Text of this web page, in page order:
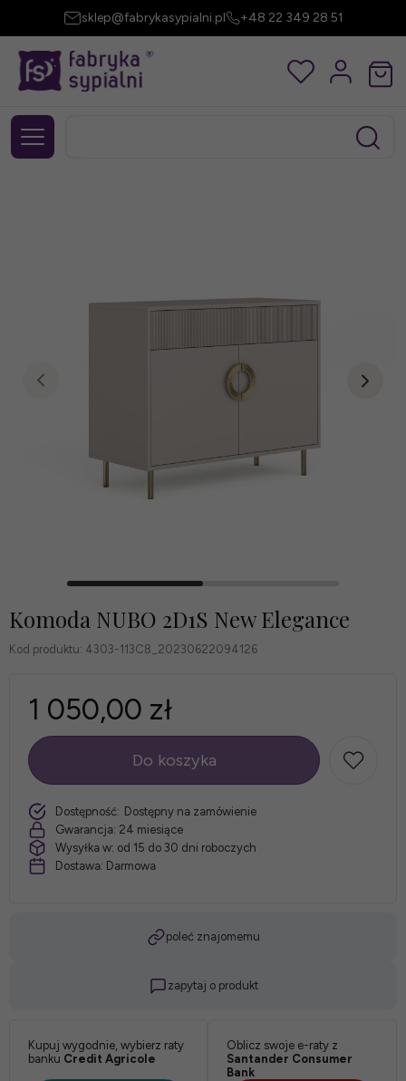
sklep@fabrykasypialni.pl +48 22 349 28 51
Komoda NUBO 2D1S New Elegance
Kod produktu: 4303-113C8_20230622094126
1 050,00 zł
szt.
Do koszyka
Dostępność: Dostępny na zamówienie
Gwarancja: 24 miesiące
Wysyłka w: od 15 do 30 dni roboczych
Dostawa: Darmowa
poleć znajomemu
zapytaj o produkt
Kupuj wygodnie, wybierz raty
banku Credit Agricole
Oblicz swoje e-raty z
Santander Consumer
Bank